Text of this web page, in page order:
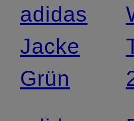
adidas
Jacke
Grün